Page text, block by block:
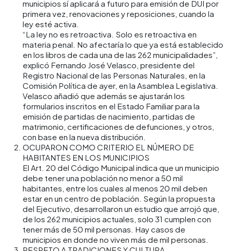
municipios sí aplicará a futuro para emisión de DUI por
primera vez, renovaciones y reposiciones, cuando la
ley esté activa.
“La ley no es retroactiva. Solo es retroactiva en
materia penal. No afectaría lo que ya está establecido
en los libros de cada una de las 262 municipalidades”,
explicó Fernando José Velasco, presidente del
Registro Nacional de las Personas Naturales, en la
Comisión Política de ayer, en la Asamblea Legislativa.
Velasco añadió que además se ajustarán los
formularios inscritos en el Estado Familiar para la
emisión de partidas de nacimiento, partidas de
matrimonio, certificaciones de defunciones, y otros,
con base en la nueva distribución.
OCUPARON COMO CRITERIO EL NÚMERO DE
HABITANTES EN LOS MUNICIPIOS
El Art. 20 del Código Municipal indica que un municipio
debe tener una población no menor a 50 mil
habitantes, entre los cuales al menos 20 mil deben
estar en un centro de población. Según la propuesta
del Ejecutivo, desarrollaron un estudio que arrojó que,
de los 262 municipios actuales, solo 31 cumplen con
tener más de 50 mil personas. Hay casos de
municipios en donde no viven más de mil personas.